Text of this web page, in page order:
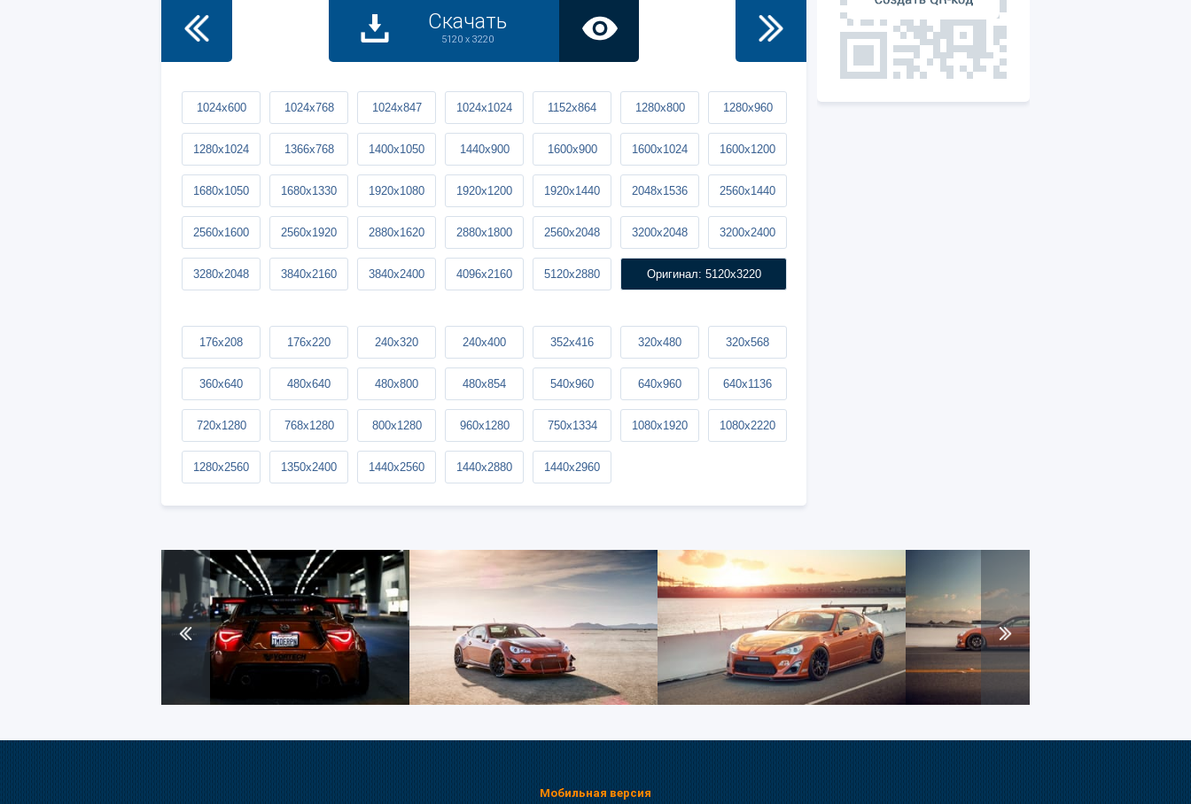
Скачать
5120 x 3220
1024x600 1024x768 1024x847 1024x1024 1152x864 1280x800 1280x960
1280x1024 1366x768 1400x1050 1440x900 1600x900 1600x1024 1600x1200
1680x1050 1680x1330 1920x1080 1920x1200 1920x1440 2048x1536 2560x1440
2560x1600 2560x1920 2880x1620 2880x1800 2560x2048 3200x2048 3200x2400
3280x2048 3840x2160 3840x2400 4096x2160 5120x2880 Оригинал: 5120x3220
176x208 176x220 240x320 240x400 352x416 320x480 320x568
360x640 480x640 480x800 480x854 540x960 640x960 640x1136
720x1280 768x1280 800x1280 960x1280 750x1334 1080x1920 1080x2220
1280x2560 1350x2400 1440x2560 1440x2880 1440x2960
Мобильная версия